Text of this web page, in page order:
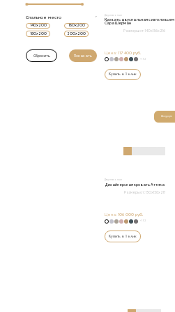
Спальное место
140x200 160x200
180x200 200x200
Двуспальные
Кровать двуспальная с изголовьем
Сара Шерман
Размеры от: 140х156х216
Цена: 117 400 руб.
+152
Купить в 1 клик
Шоурум
Двуспальные
Дизайнерская кровать Аттика
Размеры от: 150х156х217
Цена: 106 000 руб.
+152
Купить в 1 клик